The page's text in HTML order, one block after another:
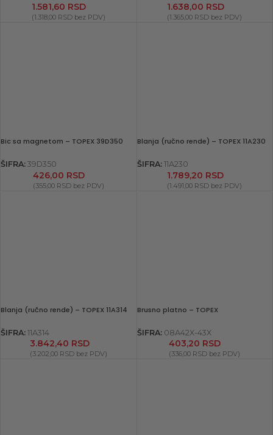
1.581,60 RSD
(1.318,00 RSDbez PDV)
1.638,00 RSD
(1.365,00 RSD bez PDV)
Bic sa magnetom – TOPEX 39D350
ŠIFRA: 39D350
426,00 RSD
(355,00 RSDbez PDV)
Blanja (ručno rende) – TOPEX 11A230
ŠIFRA: 11A230
1.789,20 RSD
(1.491,00 RSD bez PDV)
Blanja (ručno rende) – TOPEX 11A314
ŠIFRA: 11A314
3.842,40 RSD
(3.202,00 RSDbez PDV)
Brusno platno – TOPEX
ŠIFRA: 08A42X-43X
403,20 RSD
(336,00 RSD bez PDV)